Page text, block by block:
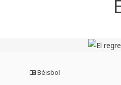
Béisbol